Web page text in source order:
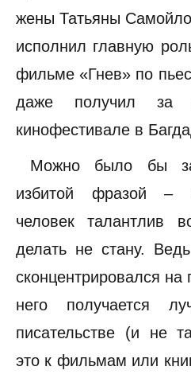
жены Татьяны
исполнил главную
фильме «Гнев» по
даже получил
кинофестивале в
Можно было бы
избитой фразой –
человек
делать не стану.
сконцентрировался на
него получается
писательстве (и не
это к фильмам или